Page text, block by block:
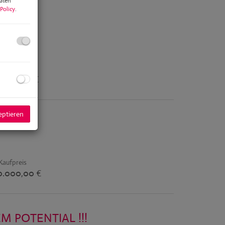
€
€
POTENTIAL !!!
.